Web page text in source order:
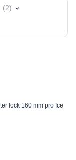
2
lock 160 mm pro Ice